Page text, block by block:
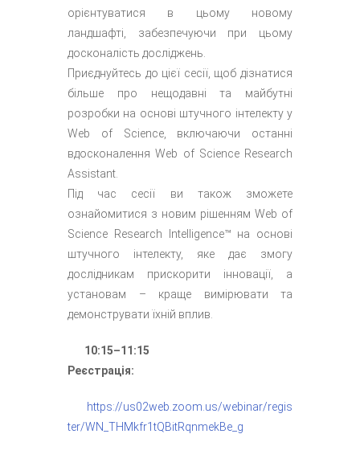
орієнтуватися в цьому новому
ландшафті, забезпечуючи при цьому
досконалість досліджень.
Приєднуйтесь до цієї сесії, щоб дізнатися
більше про нещодавні та майбутні
розробки на основі штучного інтелекту у
Web of Science, включаючи останні
вдосконалення Web of Science Research
Assistant.
Під час сесії ви також зможете
ознайомитися з новим рішенням Web of
Science Research Intelligence™ на основі
штучного інтелекту, яке дає змогу
дослідникам прискорити інновації, а
установам – краще вимірювати та
демонструвати їхній вплив.
10:15–11:15
Реєстрація:
https://us02web.zoom.us/webinar/regis
ter/WN_THMkfr1tQBitRqnmekBe_g